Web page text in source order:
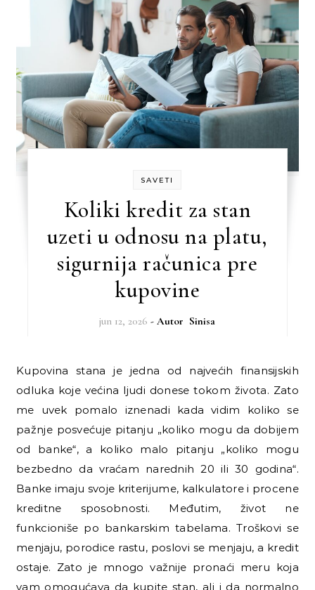
SAVETI
Koliki kredit za stan
uzeti u odnosu na platu,
sigurnija računica pre
kupovine
jun 12, 2026 - Autor Sinisa
Kupovina stana je jedna od najvećih finansijskih
odluka koje većina ljudi donese tokom života. Zato
me uvek pomalo iznenadi kada vidim koliko se
pažnje posvećuje pitanju „koliko mogu da dobijem
od banke“, a koliko malo pitanju „koliko mogu
bezbedno da vraćam narednih 20 ili 30 godina“.
Banke imaju svoje kriterijume, kalkulatore i procene
kreditne sposobnosti. Međutim, život ne
funkcioniše po bankarskim tabelama. Troškovi se
menjaju, porodice rastu, poslovi se menjaju, a kredit
ostaje. Zato je mnogo važnije pronaći meru koja
vam omogućava da kupite stan, ali i da normalno